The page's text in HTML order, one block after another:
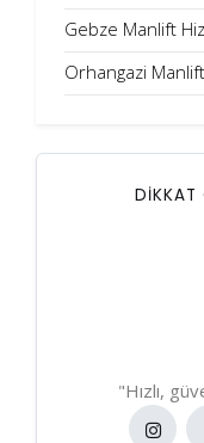
Gebze Manlift
Orhangazi
DİKKAT
"Hızlı,